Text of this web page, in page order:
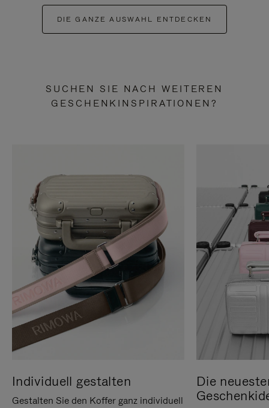
DIE GANZE AUSWAHL ENTDECKEN
SUCHEN SIE NACH WEITEREN
GESCHENKINSPIRATIONEN?
Individuell gestalten
Gestalten Sie den Koffer ganz individuell
Die